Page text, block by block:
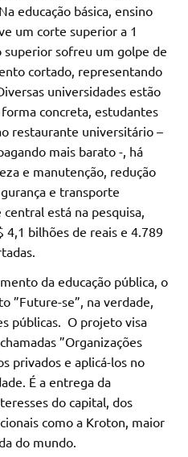
educação básica, ensino
um corte superior a 1
superior sofreu um golpe de
cortado, representando
universidades estão
concreta, estudantes
restaurante universitário –
mais barato -, há
e manutenção, redução
e transporte
está na pesquisa,
bilhões de reais e 4.789
da educação pública, o
”Future-se”, na verdade,
públicas. O projeto visa
”Organizações
privados e aplicá-los no
É a entrega da
do capital, dos
como a Kroton, maior
do mundo.